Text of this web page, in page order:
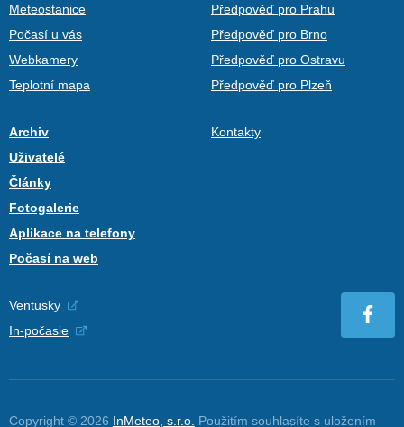
Meteostanice
Počasí u vás
Webkamery
Teplotní mapa
Předpověď pro Prahu
Předpověď pro Brno
Předpověď pro Ostravu
Předpověď pro Plzeň
Archiv
Uživatelé
Články
Fotogalerie
Aplikace na telefony
Počasí na web
Kontakty
Ventusky
In-počasie
Copyright © 2026 InMeteo, s.r.o. Použitím souhlasíte s uložením